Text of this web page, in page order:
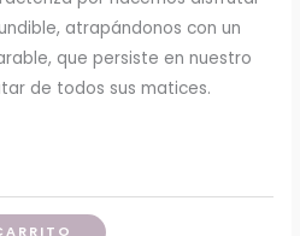
atrapándonos con un
que persiste en nuestro
de todos sus matices.